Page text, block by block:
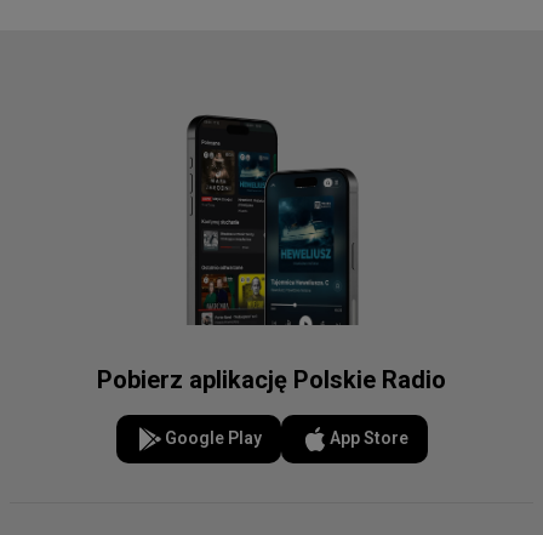
Pobierz aplikację Polskie Radio
Google Play App Store